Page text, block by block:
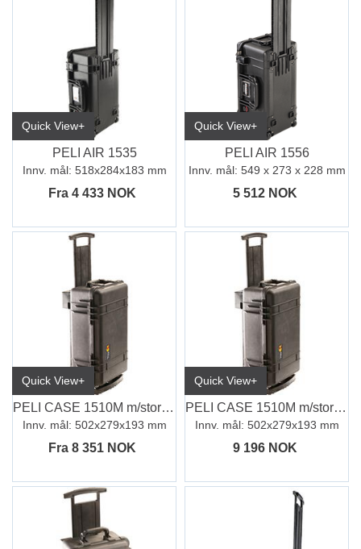
Quick View+
PELI AIR 1535
Innv. mål: 518x284x183 mm
Fra 4 433 NOK
Quick View+
PELI AIR 1556
Innv. mål: 549 x 273 x 228 mm
5 512 NOK
Quick View+
PELI CASE 1510M m/store hjul
Innv. mål: 502x279x193 mm
Fra 8 351 NOK
Quick View+
PELI CASE 1510M m/store hjul, m/skum
Innv. mål: 502x279x193 mm
9 196 NOK